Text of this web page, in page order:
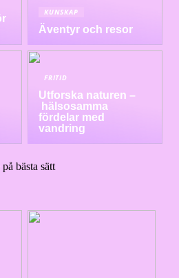
KUNSKAP
Äventyr och resor
FRITID
Utforska naturen –
hälsosamma
fördelar med
vandring
bästa sätt